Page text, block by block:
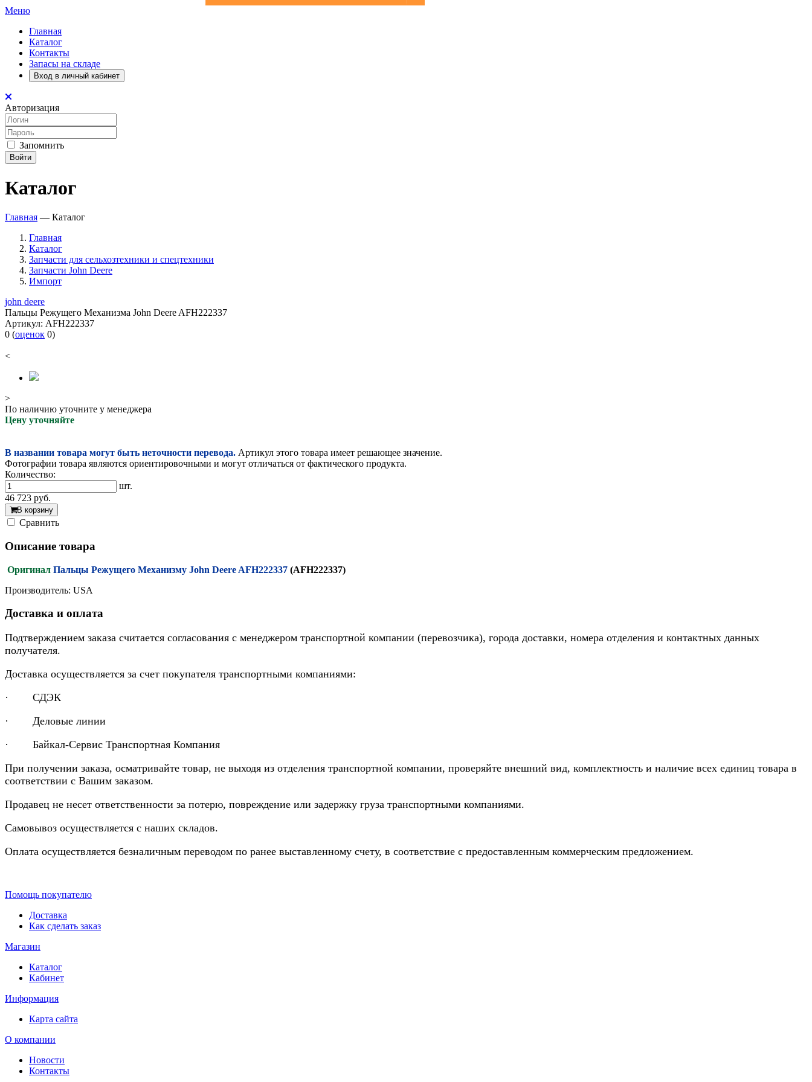
Меню
Главная
Каталог
Контакты
Запасы на складе
Вход в личный кабинет
Авторизация
Запомнить
Войти
Каталог
Главная — Каталог
Главная
Каталог
Запчасти для сельхозтехники и спецтехники
Запчасти John Deere
Импорт
john deere
Пальцы Режущего Механизма John Deere AFH222337
Артикул: AFH222337
0 (оценок 0)
<
>
По наличию уточните у менеджера
Цену уточняйте
В названии товара могут быть неточности перевода. Артикул этого товара имеет решающее значение.
Фотографии товара являются ориентировочными и могут отличаться от фактического продукта.
Количество:
шт.
46 723 руб.
В корзину
Cравнить
Описание товара
Оригинал Пальцы Режущего Механизму John Deere AFH222337 (AFH222337)
Производитель: USA
Доставка и оплата
Подтверждением заказа считается согласования с менеджером транспортной компании (перевозчика), города доставки, номера отделения и контактных данных
получателя.
Доставка осуществляется за счет покупателя транспортными компаниями:
· СДЭК
· Деловые линии
· Байкал-Сервис Транспортная Компания
При получении заказа, осматривайте товар, не выходя из отделения транспортной компании, проверяйте внешний вид, комплектность и наличие всех единиц товара в
соответствии с Вашим заказом.
Продавец не несет ответственности за потерю, повреждение или задержку груза транспортными компаниями.
Самовывоз осуществляется с наших складов.
Оплата осуществляется безналичным переводом по ранее выставленному счету, в соответствие с предоставленным коммерческим предложением.
Помощь покупателю
Доставка
Как сделать заказ
Магазин
Каталог
Кабинет
Информация
Карта сайта
О компании
Новости
Контакты